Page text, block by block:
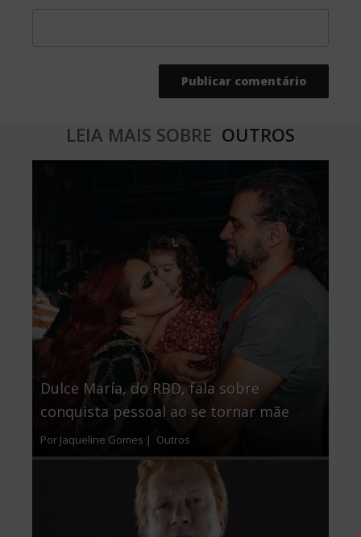
LEIA MAIS SOBRE OUTROS
Dulce María, do RBD, fala sobre
conquista pessoal ao se tornar mãe
Por Jaqueline Gomes | Outros